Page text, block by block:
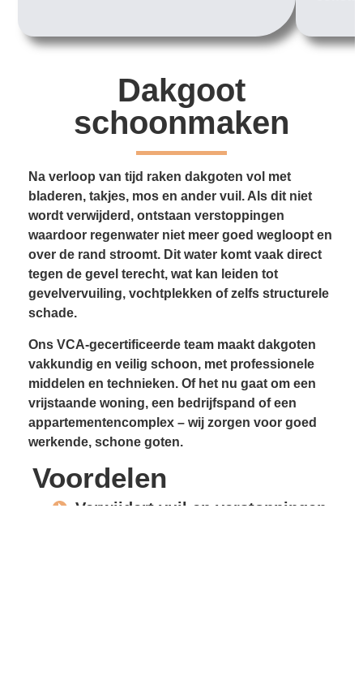
Dakgoot
schoonmaken
Na verloop van tijd raken dakgoten vol met
bladeren, takjes, mos en ander vuil. Als dit niet
wordt verwijderd, ontstaan verstoppingen
waardoor regenwater niet meer goed wegloopt en
over de rand stroomt. Dit water komt vaak direct
tegen de gevel terecht, wat kan leiden tot
gevelvervuiling, vochtplekken of zelfs structurele
schade.
Ons VCA-gecertificeerde team maakt dakgoten
vakkundig en veilig schoon, met professionele
middelen en technieken. Of het nu gaat om een
vrijstaande woning, een bedrijfspand of een
appartementencomplex – wij zorgen voor goed
werkende, schone goten.
Voordelen
Verwijdert vuil en verstoppingen